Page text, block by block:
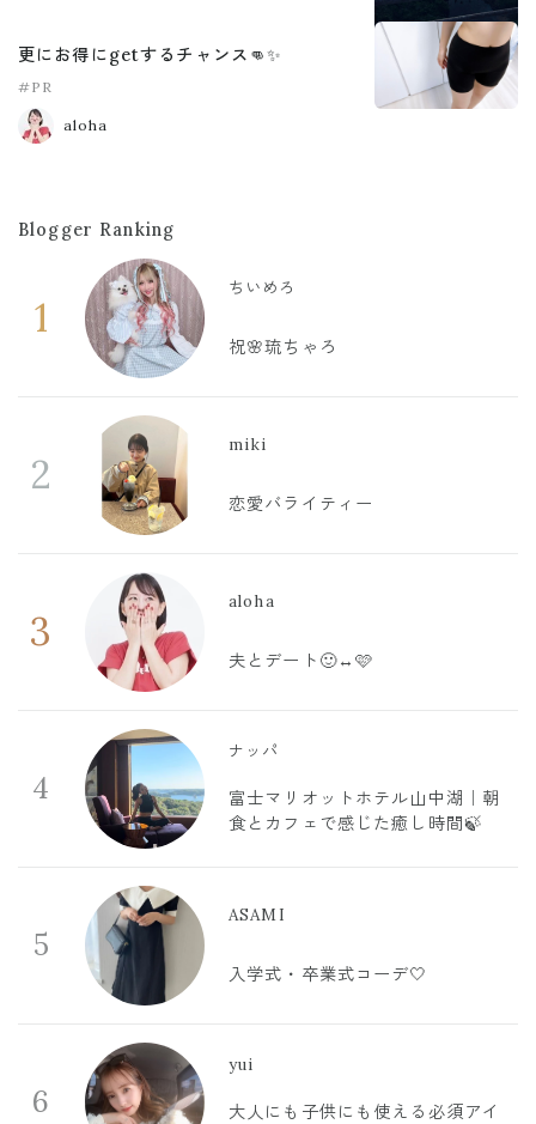
更にお得にgetするチャンス👊✨
#PR
aloha
Blogger Ranking
1
ちいめろ
祝🌸琉ちゃろ
2
miki
恋愛バライティー
3
aloha
夫とデート🙂‍↔️🩷
4
ナッパ
富士マリオットホテル山中湖｜朝
食とカフェで感じた癒し時間🍃
5
ASAMI
入学式・卒業式コーデ🤍
6
yui
大人にも子供にも使える必須アイ